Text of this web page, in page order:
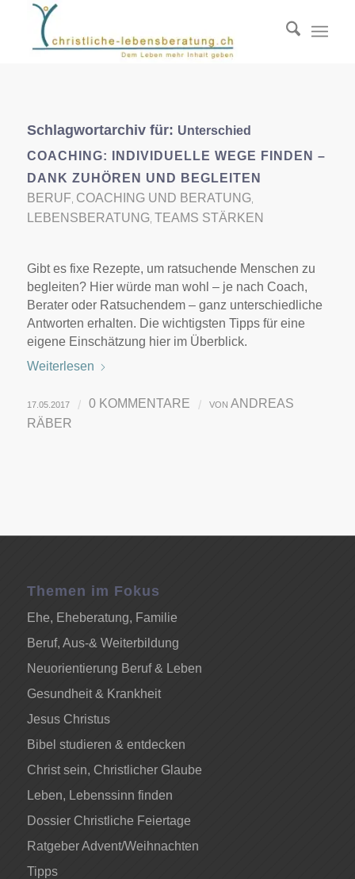
Schlagwortarchiv für: Unterschied
COACHING: INDIVIDUELLE WEGE FINDEN –
DANK ZUHÖREN UND BEGLEITEN
BERUF COACHING UND BERATUNG,
LEBENSBERATUNG, TEAMS STÄRKEN
Gibt es fixe Rezepte, um ratsuchende Menschen zu
begleiten? Hier würde man wohl – je nach Coach,
Berater oder Ratsuchendem – ganz unterschiedliche
Antworten erhalten. Die wichtigsten Tipps für eine
eigene Einschätzung hier im Überblick.
Weiterlesen
17.05.2017 / 0 KOMMENTARE / VON ANDREAS
RÄBER
Themen im Fokus
Ehe, Eheberatung, Familie
Beruf, Aus-& Weiterbildung
Neuorientierung Beruf & Leben
Gesundheit & Krankheit
Jesus Christus
Bibel studieren & entdecken
Christ sein, Christlicher Glaube
Leben, Lebenssinn finden
Dossier Christliche Feiertage
Ratgeber Advent/Weihnachten
Tipps